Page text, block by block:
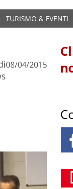
TURISMO & EVENTI
08/04/2015